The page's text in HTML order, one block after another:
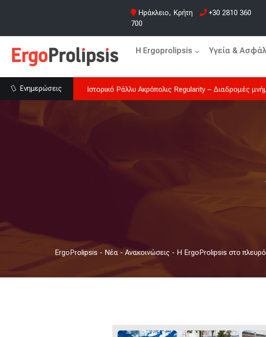
Ηράκλειο, Κρήτη
+30 2810 360
700
H Ergoprolipsis Υγεία &
Ενημερώσεις Iστορικό Ράλλυ Ακρόπολις Regularity – Διαδρομές
ErgoProlipsis - Νέα - Ανακοινώσεις - Η ErgoProlipsis στο